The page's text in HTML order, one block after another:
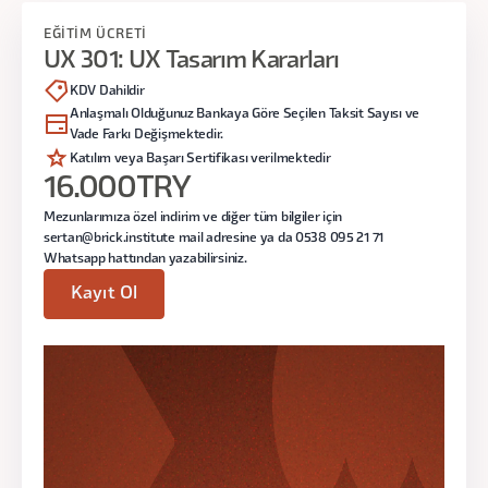
Araştırma çıktılarının yorumlanması
Karar üretimi
Veri odaklı tasarım
Gerekçe ve Etki
Paydaş iletişimi
Karar savunma yöntemleri
Etki ölçümleme
Program sonunda:
Tasarım kararlarını veri ve prensiple
savunabilir,
Farklı paydaşlara uygun argümanlar
geliştirebilir,
UX kararlarının etkisini ölçebilir hale
2. Ders
Bilgi Mimarisi Kararları
Navigasyon kararları
Bilgi organizasyonu
Eğitmen:Ömer Arı
Gün:Tarihler Çok Yakında Açıklanacak!
Saat:19:00 - 22:00
3. Ders
Pattern Seçimi
EĞİTİM ÜCRETİ
UX 301: UX Tasarım Kararları
KDV Dahildir
Anlaşmalı Olduğunuz Bankaya Göre Seçilen Taksit Sayısı ve
Vade Farkı Değişmektedir.
Katılım veya Başarı Sertifikası verilmektedir
16.000 TRY
Mezunlarımıza özel indirim ve diğer tüm bilgiler için
sertan@brick.institute mail adresine ya da 0538 095 21 71
Whatsapp hattından yazabilirsiniz.
Kayıt Ol